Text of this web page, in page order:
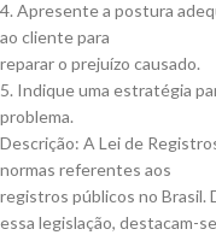
4. Apresente a postura
ao cliente para
reparar o prejuízo causado.
5. Indique uma estratégia
problema.
Descrição: A Lei de
normas referentes aos
registros públicos no Brasil.
essa legislação, destacam-se